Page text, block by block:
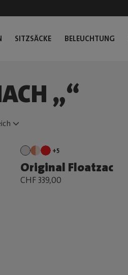
SITZSÄCKE BELEUCHTUNG
„“
+5
Original Floatzac
CHF 339,00